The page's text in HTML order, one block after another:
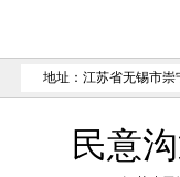
地址：江苏省无锡市崇
民意